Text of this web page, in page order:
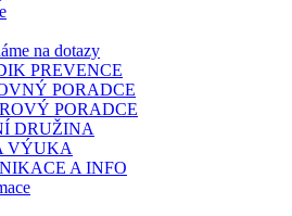
na dotazy
PREVENCE
PORADCE
PORADCE
DRUŽINA
VÝUKA
A INFO